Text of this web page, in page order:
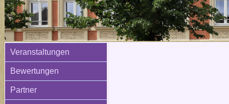
Veranstaltungen
Bewertungen
Partner